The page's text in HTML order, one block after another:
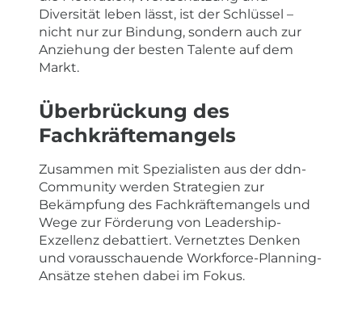
Diversität leben lässt, ist der Schlüssel –
nicht nur zur Bindung, sondern auch zur
Anziehung der besten Talente auf dem
Markt.
Überbrückung des
Fachkräftemangels
Zusammen mit Spezialisten aus der ddn-
Community werden Strategien zur
Bekämpfung des Fachkräftemangels und
Wege zur Förderung von Leadership-
Exzellenz debattiert. Vernetztes Denken
und vorausschauende Workforce-Planning-
Ansätze stehen dabei im Fokus.